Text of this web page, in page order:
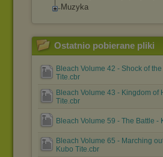
Muzyka
Ostatnio pobierane pliki
Bleach Volume 42 - Shock of
Tite.cbr
Bleach Volume 43 - Kingdom of
Tite.cbr
Bleach Volume 59 - The Battle -
Bleach Volume 65 - Marching
Kubo Tite.cbr